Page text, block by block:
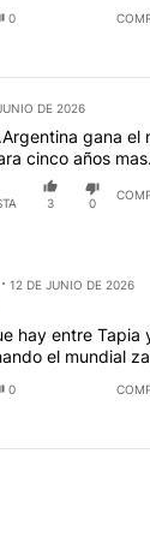
0
DE 2026
gana el
cinco años
3 0
12 DE JUNIO DE 2026
hay entre Tapia
el mundial
0